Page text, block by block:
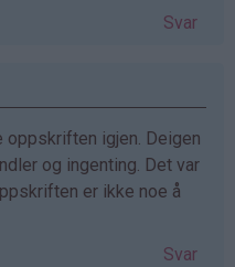
Svar
oppskriften igjen. Deigen
og ingenting. Det var
er ikke noe å
Svar